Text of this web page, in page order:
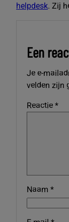
helpdesk. Zij
Een
Je e-
velden zijn
Reactie *
Naam *